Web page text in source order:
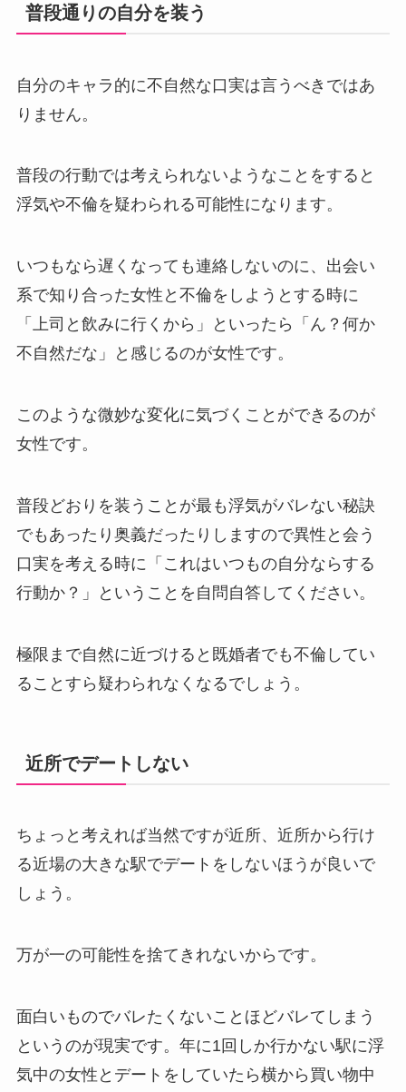
普段通りの自分を装う
自分のキャラ的に不自然な口実は言うべきではあ
りません。
普段の行動では考えられないようなことをすると
浮気や不倫を疑わられる可能性になります。
いつもなら遅くなっても連絡しないのに、出会い
系で知り合った女性と不倫をしようとする時に
「上司と飲みに行くから」といったら「ん？何か
不自然だな」と感じるのが女性です。
このような微妙な変化に気づくことができるのが
女性です。
普段どおりを装うことが最も浮気がバレない秘訣
でもあったり奥義だったりしますので異性と会う
口実を考える時に「これはいつもの自分ならする
行動か？」ということを自問自答してください。
極限まで自然に近づけると既婚者でも不倫してい
ることすら疑わられなくなるでしょう。
近所でデートしない
ちょっと考えれば当然ですが近所、近所から行け
る近場の大きな駅でデートをしないほうが良いで
しょう。
万が一の可能性を捨てきれないからです。
面白いものでバレたくないことほどバレてしまう
というのが現実です。年に1回しか行かない駅に浮
気中の女性とデートをしていたら横から買い物中